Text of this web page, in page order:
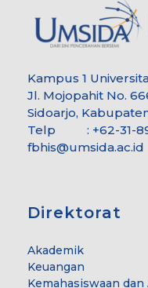
Kampus 1
Jl. Mojopahit No.
Sidoarjo,
Telp : +62-31-
fbhis@umsida.ac.id
Direktorat
Akademik
Keuangan
Kemahasiswaan dan